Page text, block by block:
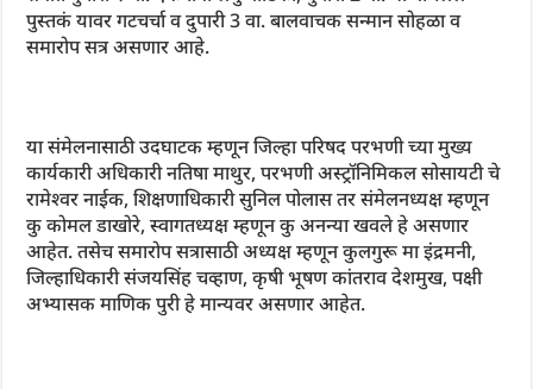
पुस्तकं यावर गटचर्चा व दुपारी 3 वा. बालवाचक सन्मान सोहळा व
समारोप सत्र असणार आहे.
या संमेलनासाठी उदघाटक म्हणून जिल्हा परिषद परभणी च्या मुख्य
कार्यकारी अधिकारी नतिषा माथुर, परभणी अस्ट्रॉनिमिकल सोसायटी चे
रामेश्वर नाईक, शिक्षणाधिकारी सुनिल पोलास तर संमेलनध्यक्ष म्हणून
कु कोमल डाखोरे, स्वागतध्यक्ष म्हणून कु अनन्या खवले हे असणार
आहेत. तसेच समारोप सत्रासाठी अध्यक्ष म्हणून कुलगुरू मा इंद्रमनी,
जिल्हाधिकारी संजयसिंह चव्हाण, कृषी भूषण कांतराव देशमुख, पक्षी
अभ्यासक माणिक पुरी हे मान्यवर असणार आहेत.